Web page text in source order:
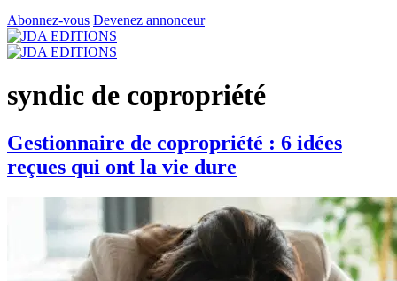
Abonnez-vous Devenez annonceur
syndic de copropriété
Gestionnaire de copropriété : 6 idées
reçues qui ont la vie dure